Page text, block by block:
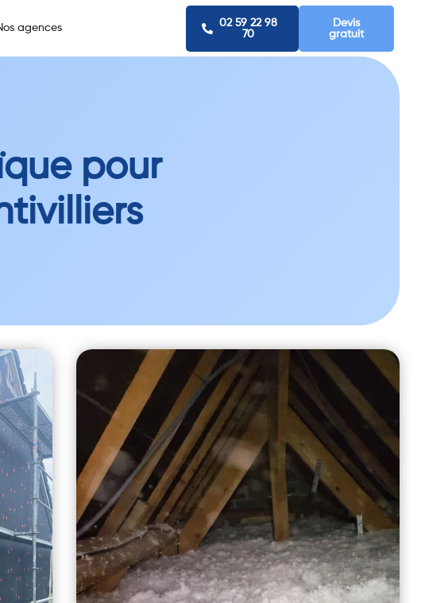
agences
02 59 22 98
70
Devis
gratuit
pour